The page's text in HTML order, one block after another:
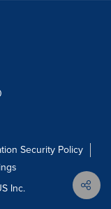
Security Policy
Inc.